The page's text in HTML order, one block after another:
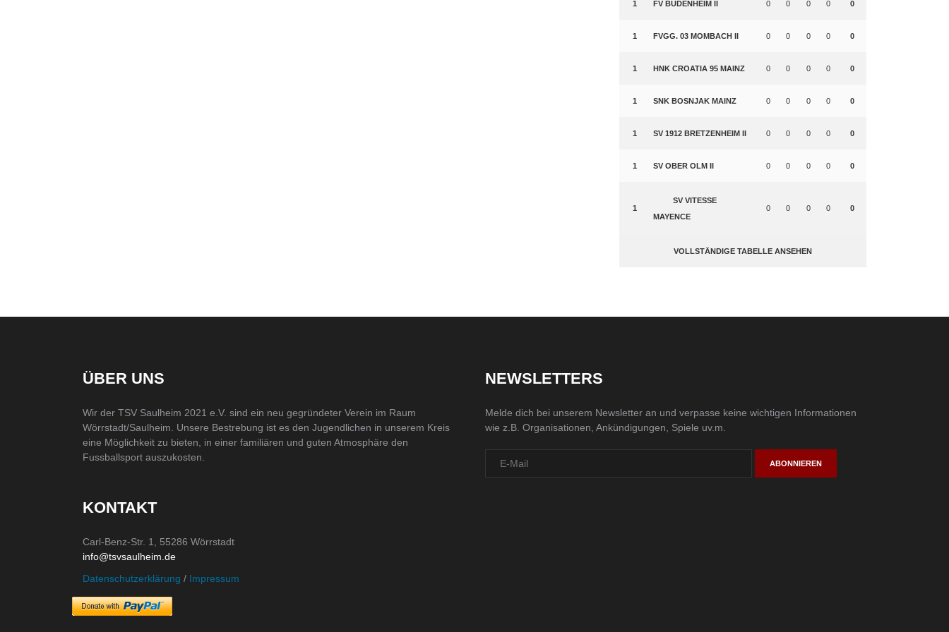
1 FV BUDENHEIM II 0 0 0 0 0
1 FVGG. 03 MOMBACH II 0 0 0 0 0
1 HNK CROATIA 95 MAINZ 0 0 0 0 0
1 SNK BOSNJAK MAINZ 0 0 0 0 0
1 SV 1912 BRETZENHEIM II 0 0 0 0 0
1 SV OBER OLM II 0 0 0 0 0
1
SV VITESSE
MAYENCE
0 0 0 0 0
VOLLSTÄNDIGE TABELLE ANSEHEN
ÜBER UNS
Wir der TSV Saulheim 2021 e.V. sind ein neu gegründeter Verein im Raum
Wörrstadt/Saulheim. Unsere Bestrebung ist es den Jugendlichen in unserem Kreis
eine Möglichkeit zu bieten, in einer familiären und guten Atmosphäre den
Fussballsport auszukosten.
NEWSLETTERS
Melde dich bei unserem Newsletter an und verpasse keine wichtigen Informationen
wie z.B. Organisationen, Ankündigungen, Spiele uv.m.
KONTAKT
Carl-Benz-Str. 1
, 55286 Wörrstadt
info@tsvsaulheim.de
Datenschutzerklärung / Impressum